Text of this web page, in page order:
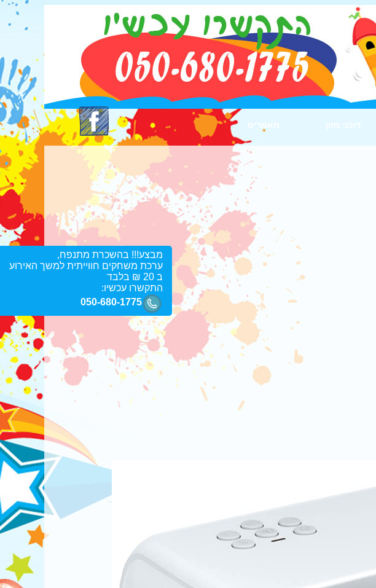
מבצע!!! בהשכרת מתנפח,
ערכת משחקים חווייתית למשך האירוע
ב 20 ₪ בלבד
התקשרו עכשיו:
050-680-1775
דוכני מזון מאמרים